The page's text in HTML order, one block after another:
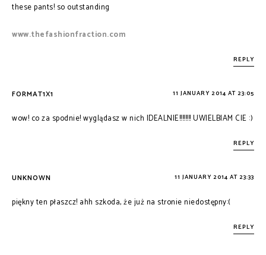
these pants! so outstanding
www.thefashionfraction.com
REPLY
FORMAT1X1 11 JANUARY 2014 AT 23:05
wow! co za spodnie! wyglądasz w nich IDEALNIE!!!!!!!! UWIELBIAM CIE :)
REPLY
UNKNOWN 11 JANUARY 2014 AT 23:33
piękny ten płaszcz! ahh szkoda, że już na stronie niedostępny:(
REPLY